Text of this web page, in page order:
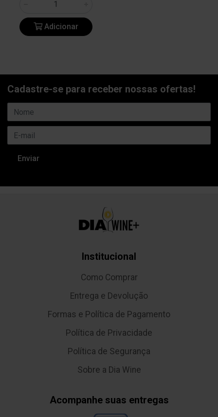
Adicionar
Cadastre-se para receber nossas ofertas!
Institucional
Como Comprar
Entrega e Devolução
Formas e Política de Pagamento
Política de Privacidade
Política de Segurança
Sobre a Dia Wine
Acompanhe suas entregas